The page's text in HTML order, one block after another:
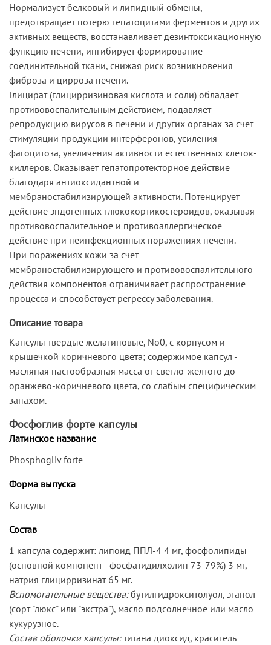
Нормализует белковый и липидный обмены,
предотвращает потерю гепатоцитами ферментов и других
активных веществ, восстанавливает дезинтоксикационную
функцию печени, ингибирует формирование
соединительной ткани, снижая риск возникновения
фиброза и цирроза печени.
Глицират (глицирризиновая кислота и соли) обладает
противовоспалительным действием, подавляет
репродукцию вирусов в печени и других органах за счет
стимуляции продукции интерферонов, усиления
фагоцитоза, увеличения активности естественных клеток-
киллеров. Оказывает гепатопротекторное действие
благодаря антиоксидантной и
мембраностабилизирующей активности. Потенцирует
действие эндогенных глюкокортикостероидов, оказывая
противовоспалительное и противоаллергическое
действие при неинфекционных поражениях печени.
При поражениях кожи за счет
мембраностабилизирующего и противовоспалительного
действия компонентов ограничивает распространение
процесса и способствует регрессу заболевания.
Описание товара
Капсулы твердые желатиновые, No0, с корпусом и
крышечкой коричневого цвета; содержимое капсул -
масляная пастообразная масса от светло-желтого до
оранжево-коричневого цвета, со слабым специфическим
запахом.
Фосфоглив форте капсулы
Латинское название
Phosphogliv forte
Форма выпуска
Капсулы
Состав
1 капсула содержит: липоид ППЛ-4 4 мг, фосфолипиды
(основной компонент - фосфатидилхолин 73-79%) 3 мг,
натрия глицирризинат 65 мг.
Вспомогательные вещества:бутилгидрокситолуол, этанол
(сорт "люкс" или "экстра"), масло подсолнечное или масло
кукурузное.
Состав оболочки капсулы:титана диоксид, краситель